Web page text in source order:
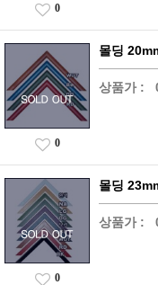
0
몰딩
상품가 :
0
몰딩
상품가 :
0